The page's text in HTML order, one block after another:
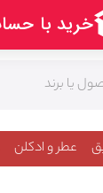
عطر و ادکلن